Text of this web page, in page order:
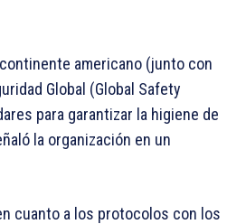
americano (junto con
Global (Global Safety
para garantizar la higiene de
la organización en un
cuanto a los protocolos con los